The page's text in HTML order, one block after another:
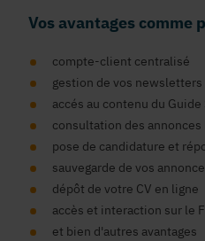
Vos avantages comme
compte-client centralisé
gestion de vos
accés au contenu du Guide
consultation des
pose de candidature et
sauvegarde de vos
dépôt de votre CV en ligne
accès et interaction sur le
et bien d'autres avantages